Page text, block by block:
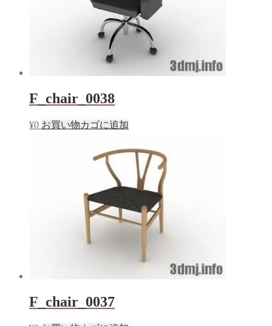
F_chair_0038
¥0 お買い物カゴに追加
F_chair_0037